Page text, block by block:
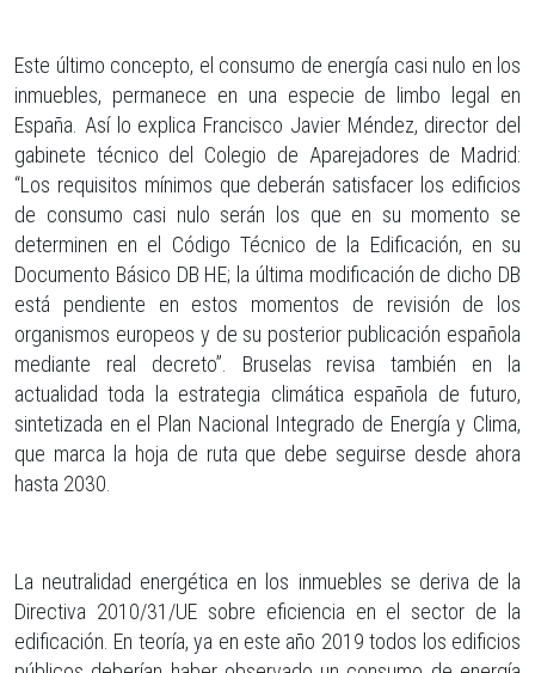
Este último concepto, el consumo de energía casi nulo en los
inmuebles, permanece en una especie de limbo legal en
España. Así lo explica Francisco Javier Méndez, director del
gabinete técnico del Colegio de Aparejadores de Madrid:
“Los requisitos mínimos que deberán satisfacer los edificios
de consumo casi nulo serán los que en su momento se
determinen en el Código Técnico de la Edificación, en su
Documento Básico DB HE; la última modificación de dicho DB
está pendiente en estos momentos de revisión de los
organismos europeos y de su posterior publicación española
mediante real decreto”. Bruselas revisa también en la
actualidad toda la estrategia climática española de futuro,
sintetizada en el Plan Nacional Integrado de Energía y Clima,
que marca la hoja de ruta que debe seguirse desde ahora
hasta 2030.
La neutralidad energética en los inmuebles se deriva de la
Directiva 2010/31/UE sobre eficiencia en el sector de la
edificación. En teoría, ya en este año 2019 todos los edificios